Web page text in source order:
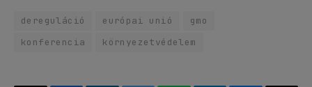
dereguláció európai unió
gmo
konferencia
környezetvédelem